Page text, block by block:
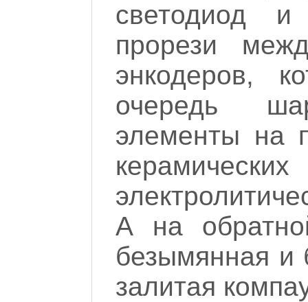
светодиод
прорези
энкодеров,
очередь
элементы на
А на
безымянная и
залитая